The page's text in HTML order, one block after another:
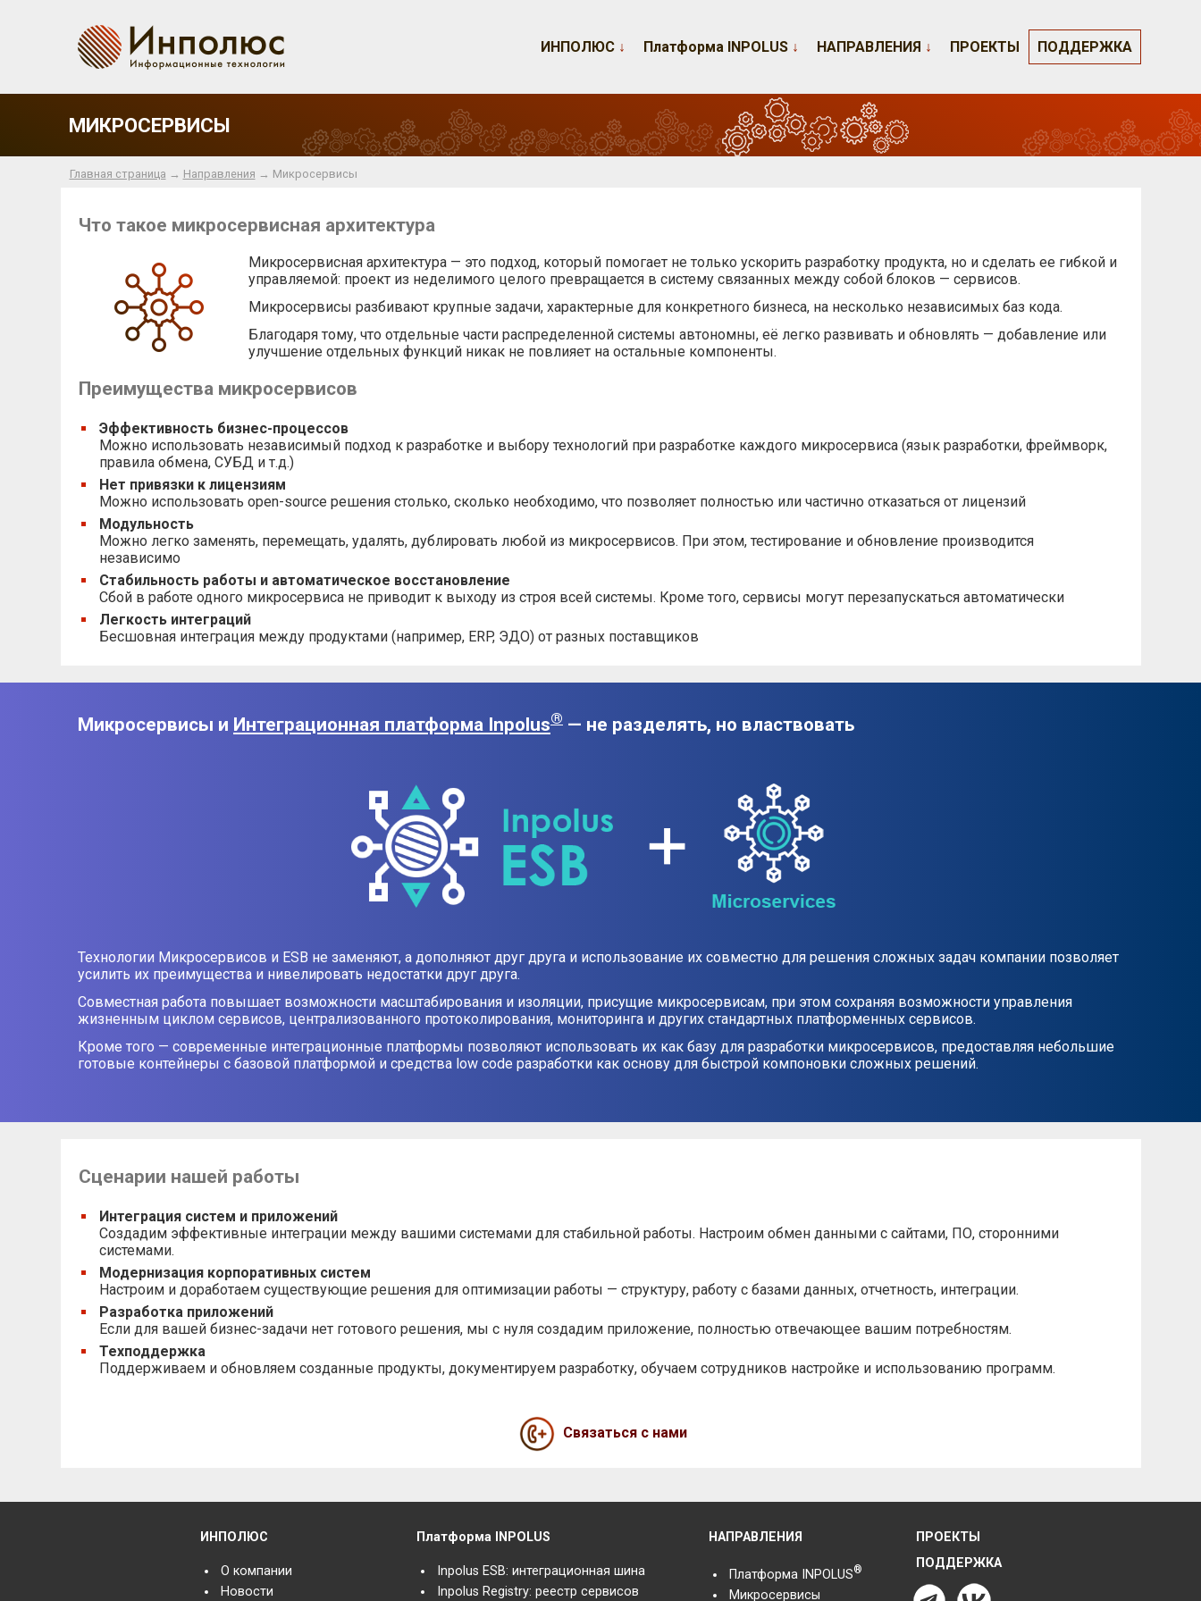
ИНПОЛЮС ↓ Платформа INPOLUS ↓ НАПРАВЛЕНИЯ ↓ ПРОЕКТЫ ПОДДЕРЖКА
МИКРОСЕРВИСЫ
Главная страница → Направления → Микросервисы
Что такое микросервисная архитектура
Микросервисная архитектура — это подход, который помогает не только ускорить разработку продукта, но и сделать ее гибкой и
управляемой: проект из неделимого целого превращается в систему связанных между собой блоков — сервисов.
Микросервисы разбивают крупные задачи, характерные для конкретного бизнеса, на несколько независимых баз кода.
Благодаря тому, что отдельные части распределенной системы автономны, её легко развивать и обновлять — добавление или
улучшение отдельных функций никак не повлияет на остальные компоненты.
Преимущества микросервисов
Эффективность бизнес-процессов
Можно использовать независимый подход к разработке и выбору технологий при разработке каждого микросервиса (язык разработки, фреймворк,
правила обмена, СУБД и т.д.)
Нет привязки к лицензиям
Можно использовать open-source решения столько, сколько необходимо, что позволяет полностью или частично отказаться от лицензий
Модульность
Можно легко заменять, перемещать, удалять, дублировать любой из микросервисов. При этом, тестирование и обновление производится
независимо
Стабильность работы и автоматическое восстановление
Сбой в работе одного микросервиса не приводит к выходу из строя всей системы. Кроме того, сервисы могут перезапускаться автоматически
Легкость интеграций
Бесшовная интеграция между продуктами (например, ERP, ЭДО) от разных поставщиков
Микросервисы и Интеграционная платформа Inpolus® — не разделять, но властвовать
Технологии Микросервисов и ESB не заменяют, а дополняют друг друга и использование их совместно для решения сложных задач компании позволяет
усилить их преимущества и нивелировать недостатки друг друга.
Совместная работа повышает возможности масштабирования и изоляции, присущие микросервисам, при этом сохраняя возможности управления
жизненным циклом сервисов, централизованного протоколирования, мониторинга и других стандартных платформенных сервисов.
Кроме того — современные интеграционные платформы позволяют использовать их как базу для разработки микросервисов, предоставляя небольшие
готовые контейнеры с базовой платформой и средства low code разработки как основу для быстрой компоновки сложных решений.
Сценарии нашей работы
Интеграция систем и приложений
Создадим эффективные интеграции между вашими системами для стабильной работы. Настроим обмен данными с сайтами, ПО, сторонними
системами.
Модернизация корпоративных систем
Настроим и доработаем существующие решения для оптимизации работы — структуру, работу с базами данных, отчетность, интеграции.
Разработка приложений
Если для вашей бизнес-задачи нет готового решения, мы с нуля создадим приложение, полностью отвечающее вашим потребностям.
Техподдержка
Поддерживаем и обновляем созданные продукты, документируем разработку, обучаем сотрудников настройке и использованию программ.
Связаться с нами
ИНПОЛЮС
О компании
Новости
Платформа INPOLUS
Inpolus ESB: интеграционная шина
Inpolus Registry: реестр сервисов
НАПРАВЛЕНИЯ
Платформа INPOLUS®
Микросервисы
ПРОЕКТЫ
ПОДДЕРЖКА